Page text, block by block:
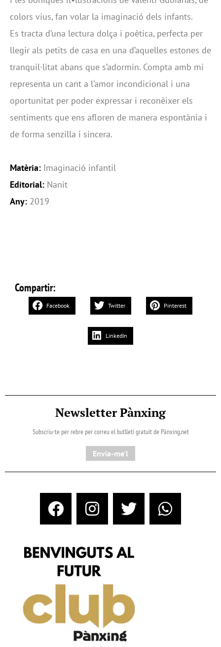
colors vius, fan volar la imaginació dels infants.
Es tracta d’una lectura dolça i poètica, perfecta per
llegir als petits de casa en una d’aquelles estones de
tranquil·litat abans que s’adormin. Compta amb mi
representa un cant a l’amor incondicional i una
oportunitat per poder expressar i reconèixer els
sentiments que ens afloren de manera espontània i
de forma senzilla i sincera.
Matèria: Imaginació infantil
Editorial: Nanit
Any: 2019
Compartir:
Facebook Twitter Pinterest
LinkedIn
Newsletter Pànxing
Subscriu-te per rebre per correu el butlletí gratuït de Pànxing.net​
Envia-me'l